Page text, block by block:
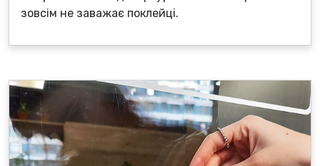
зовсім не заважає поклейці.